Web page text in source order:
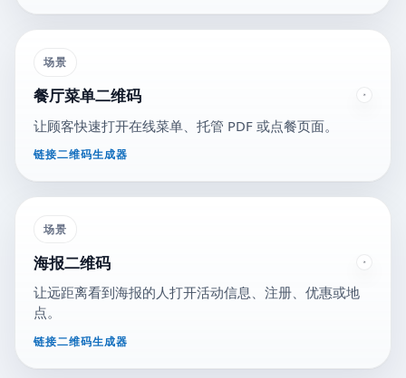
场景
餐厅菜单二维码
让顾客快速打开在线菜单、托管 PDF 或点餐页面。
链接二维码生成器
场景
海报二维码
让远距离看到海报的人打开活动信息、注册、优惠或地
点。
链接二维码生成器